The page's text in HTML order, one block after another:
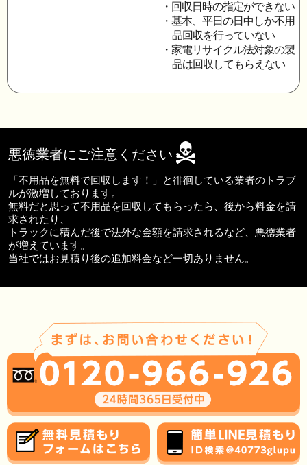
・回収日時の指定ができない
・基本、平日の日中しか不用
品回収を行っていない
・家電リサイクル法対象の製
品は回収してもらえない
悪徳業者にご注意ください
「不用品を無料で回収します！」と徘徊している業者のトラブ
ルが激増しております。
無料だと思って不用品を回収してもらったら、後から料金を請
求されたり、
トラックに積んだ後で法外な金額を請求されるなど、悪徳業者
が増えています。
当社ではお見積り後の追加料金など一切ありません。